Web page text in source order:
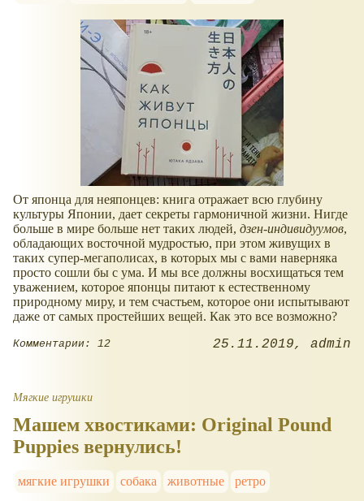
От японца для неяпонцев: книга отражает всю глубину
культуры Японии, дает секреты гармоничной жизни. Нигде
больше в мире больше нет таких людей, дзен-индивидуумов,
обладающих восточной мудростью, при этом живущих в
таких супер-мегаполисах, в которых мы с вами наверняка
просто сошли бы с ума. И мы все должны восхищаться тем
уважением, которое японцы питают к естественному
природному миру, и тем счастьем, которое они испытывают
даже от самых простейших вещей. Как это все возможно?
Комментарии: 12 25.11.2019 admin
Мягкие игрушки
Машем хвостиками: Original Pound
Puppies вернулись!
мягкие игрушки собака животные ретро